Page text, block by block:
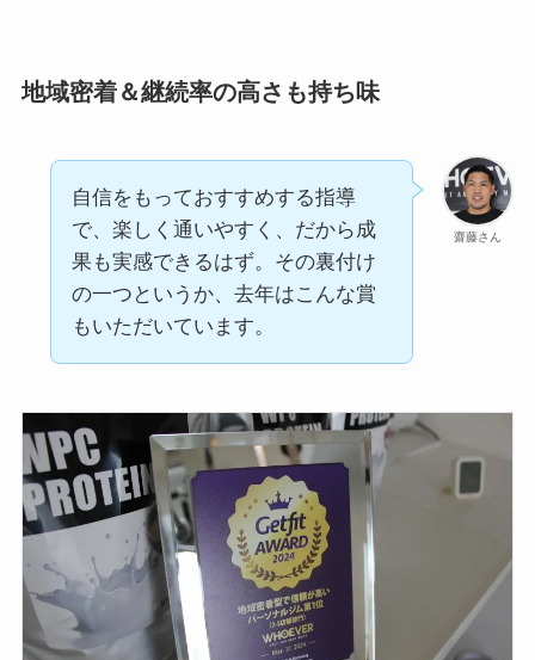
地域密着＆継続率の高さも持ち味
齋藤さん
自信をもっておすすめする指導
で、楽しく通いやすく、だから成
果も実感できるはず。その裏付け
の一つというか、去年はこんな賞
もいただいています。